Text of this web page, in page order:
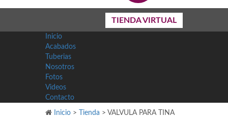
TIENDA VIRTUAL
Inicio
Acabados
Tuberias
Nosotros
Fotos
Videos
Contacto
Inicio > Tienda > VALVULA PARA TINA